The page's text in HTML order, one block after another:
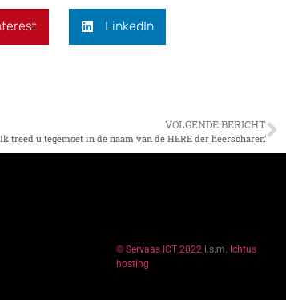
LinkedIn
VOLGENDE BERICHT
treed u tegemoet in de naam van de HERE der heerscharen’
© Servaas ICT 2022i.s.m. Ichtus
hosting